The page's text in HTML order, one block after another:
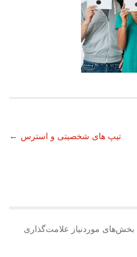
← تیپ های شخصیتی و استرس
بخش‌های موردنیاز علامت‌گذاری